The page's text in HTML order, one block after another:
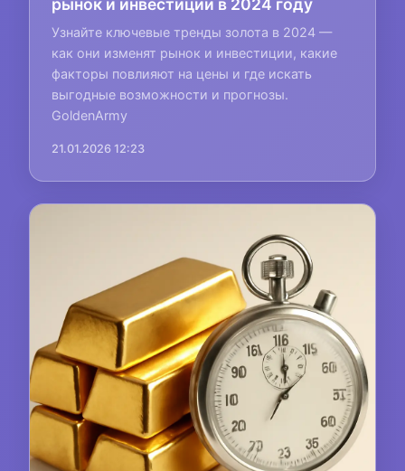
Узнайте ключевые тренды золота в 2024 —
как они изменят рынок и инвестиции, какие
факторы повлияют на цены и где искать
выгодные возможности и прогнозы.
GoldenArmy
21.01.2026 12:23